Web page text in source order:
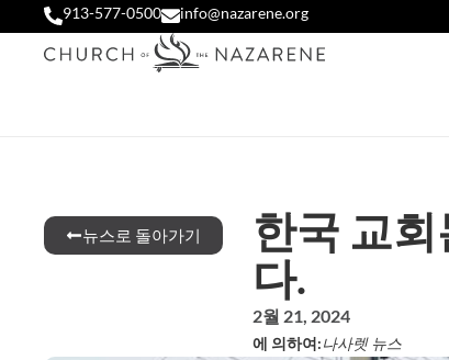
913-577-0500 info@nazarene.org
뉴스로 돌아가기
한국 교
다.
2월 21, 2024
에 의하여:나사렛 뉴스